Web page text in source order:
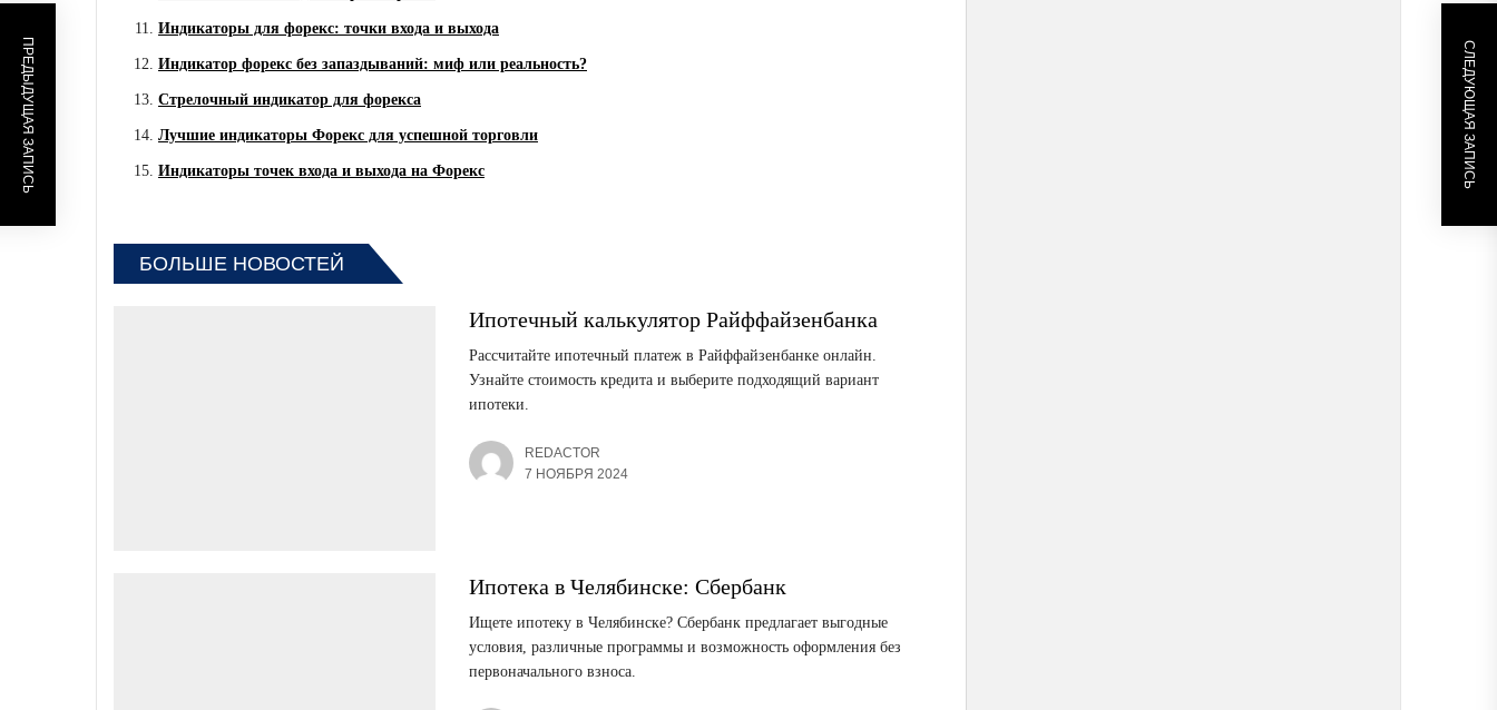
Индикаторы для форекс: точки входа и выхода
Индикатор форекс без запаздываний: миф или реальность?
Стрелочный индикатор для форекса
Лучшие индикаторы Форекс для успешной торговли
Индикаторы точек входа и выхода на Форекс
ПРЕДЫДУЩАЯ ЗАПИСЬ СЛЕДУЮЩАЯ ЗАПИСЬ
БОЛЬШЕ НОВОСТЕЙ
Ипотечный калькулятор Райффайзенбанка
Рассчитайте ипотечный платеж в Райффайзенбанке онлайн.
Узнайте стоимость кредита и выберите подходящий вариант
ипотеки.
REDACTOR
7 НОЯБРЯ 2024
Ипотека в Челябинске: Сбербанк
Ищете ипотеку в Челябинске? Сбербанк предлагает выгодные
условия, различные программы и возможность оформления без
первоначального взноса.